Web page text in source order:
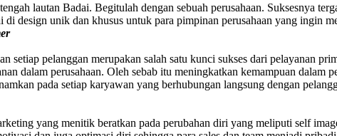
lautan Badai. Begitulah dengan sebuah perusahaan. Suksesnya
design unik dan khusus untuk para pimpinan perusahaan yang ingin
setiap pelanggan merupakan salah satu kunci sukses dari pelayanan
dalam perusahaan. Oleh sebab itu meningkatkan kemampuan dalam
pada setiap karyawan yang berhubungan langsung dengan
yang menitik beratkan pada perubahan diri yang meliputi self